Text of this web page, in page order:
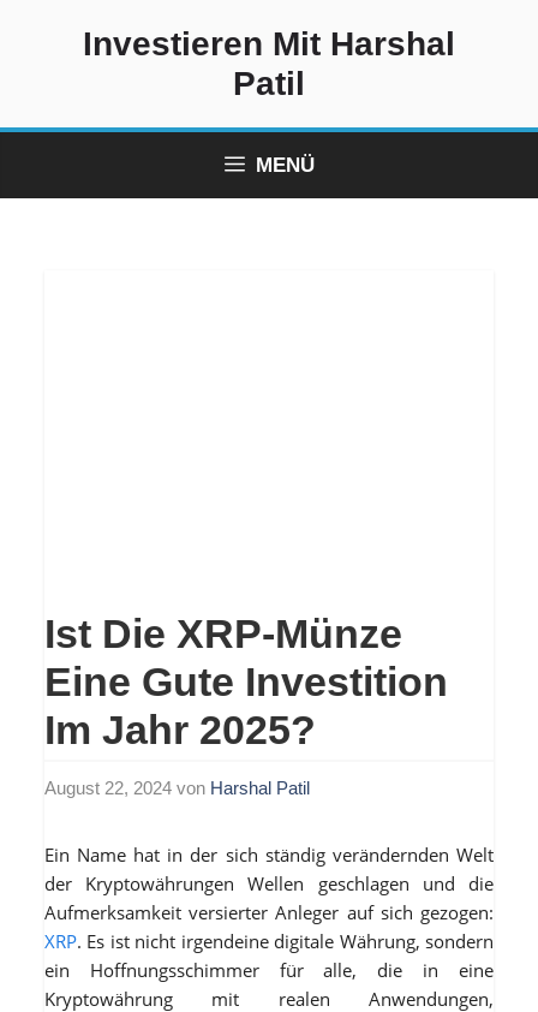
Investieren Mit Harshal
Patil
MENÜ
Ist Die XRP-Münze
Eine Gute Investition
Im Jahr 2025?
August 22, 2024 von Harshal Patil
Ein Name hat in der sich ständig verändernden Welt
der Kryptowährungen Wellen geschlagen und die
Aufmerksamkeit versierter Anleger auf sich gezogen:
XRP. Es ist nicht irgendeine digitale Währung, sondern
ein Hoffnungsschimmer für alle, die in eine
Kryptowährung mit realen Anwendungen,